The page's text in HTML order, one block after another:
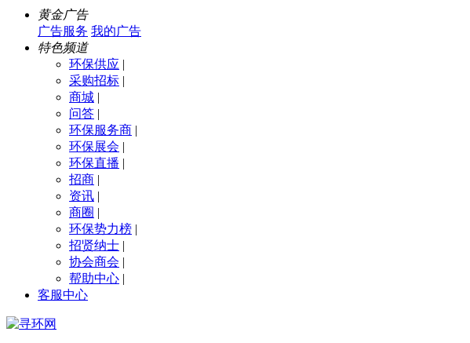
黄金广告
广告服务 我的广告
特色频道
环保供应 |
采购招标 |
商城 |
问答 |
环保服务商 |
环保展会 |
环保直播 |
招商 |
资讯 |
商圈 |
环保势力榜 |
招贤纳士 |
协会商会 |
帮助中心 |
客服中心